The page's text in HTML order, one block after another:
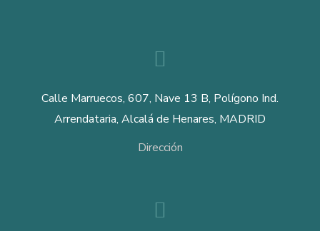
Calle Marruecos, 607, Nave 13 B, Polígono Ind.
Arrendataria, Alcalá de Henares, MADRID
Dirección